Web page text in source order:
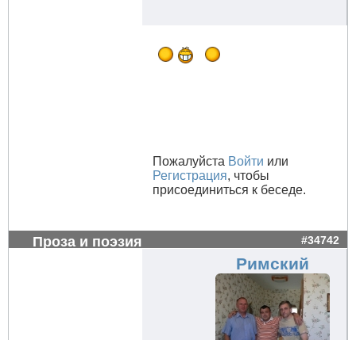
Пожалуйста Войти или
Регистрация, чтобы
присоединиться к беседе.
Проза и поэзия #34742
Римский